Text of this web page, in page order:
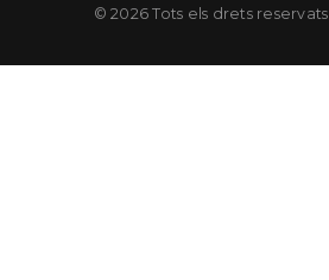
© 2026 Tots els drets reservats